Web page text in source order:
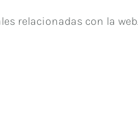
relacionadas con la web.